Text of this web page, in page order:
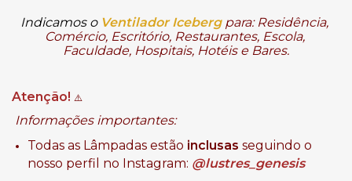
Indicamos o VentiladorIceberg para: Residência,
Comércio, Escritório, Restaurantes, Escola,
Faculdade, Hospitais, Hotéis e Bares.
Atenção! ⚠️
Informações importantes:
Todas as Lâmpadas estão inclusas seguindo o
nosso perfil no Instagram: @lustres_genesis